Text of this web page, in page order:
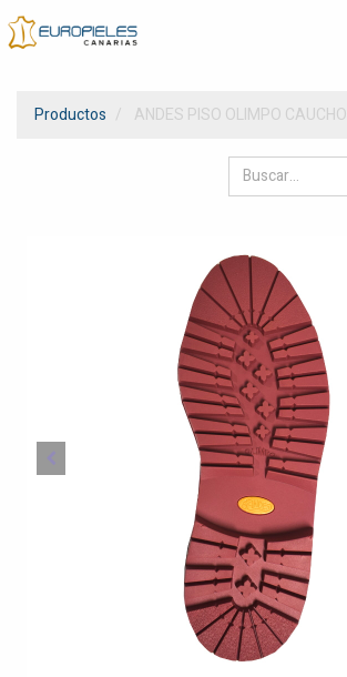
Productos ANDES PISO OLIMPO CAUCHO